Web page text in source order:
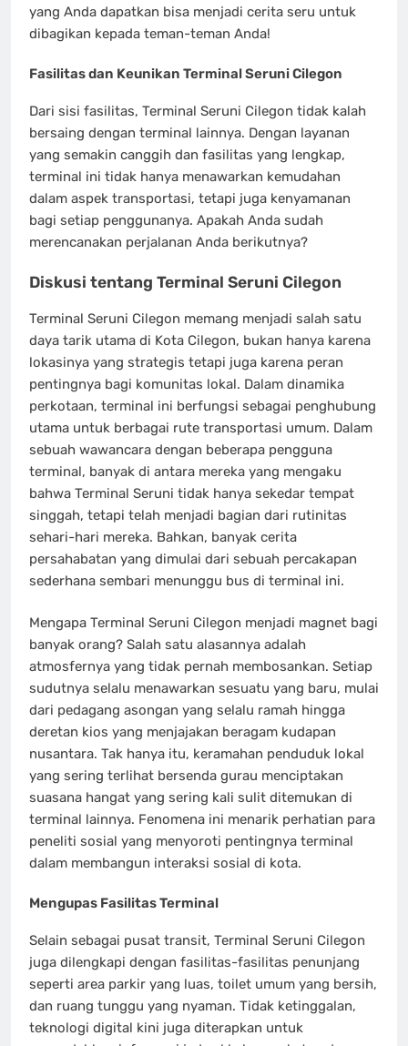
yang Anda dapatkan bisa menjadi cerita seru untuk
dibagikan kepada teman-teman Anda!
Fasilitas dan Keunikan Terminal Seruni Cilegon
Dari sisi fasilitas, Terminal Seruni Cilegon tidak kalah
bersaing dengan terminal lainnya. Dengan layanan
yang semakin canggih dan fasilitas yang lengkap,
terminal ini tidak hanya menawarkan kemudahan
dalam aspek transportasi, tetapi juga kenyamanan
bagi setiap penggunanya. Apakah Anda sudah
merencanakan perjalanan Anda berikutnya?
Diskusi tentang Terminal Seruni Cilegon
Terminal Seruni Cilegon memang menjadi salah satu
daya tarik utama di Kota Cilegon, bukan hanya karena
lokasinya yang strategis tetapi juga karena peran
pentingnya bagi komunitas lokal. Dalam dinamika
perkotaan, terminal ini berfungsi sebagai penghubung
utama untuk berbagai rute transportasi umum. Dalam
sebuah wawancara dengan beberapa pengguna
terminal, banyak di antara mereka yang mengaku
bahwa Terminal Seruni tidak hanya sekedar tempat
singgah, tetapi telah menjadi bagian dari rutinitas
sehari-hari mereka. Bahkan, banyak cerita
persahabatan yang dimulai dari sebuah percakapan
sederhana sembari menunggu bus di terminal ini.
Mengapa Terminal Seruni Cilegon menjadi magnet bagi
banyak orang? Salah satu alasannya adalah
atmosfernya yang tidak pernah membosankan. Setiap
sudutnya selalu menawarkan sesuatu yang baru, mulai
dari pedagang asongan yang selalu ramah hingga
deretan kios yang menjajakan beragam kudapan
nusantara. Tak hanya itu, keramahan penduduk lokal
yang sering terlihat bersenda gurau menciptakan
suasana hangat yang sering kali sulit ditemukan di
terminal lainnya. Fenomena ini menarik perhatian para
peneliti sosial yang menyoroti pentingnya terminal
dalam membangun interaksi sosial di kota.
Mengupas Fasilitas Terminal
Selain sebagai pusat transit, Terminal Seruni Cilegon
juga dilengkapi dengan fasilitas-fasilitas penunjang
seperti area parkir yang luas, toilet umum yang bersih,
dan ruang tunggu yang nyaman. Tidak ketinggalan,
teknologi digital kini juga diterapkan untuk